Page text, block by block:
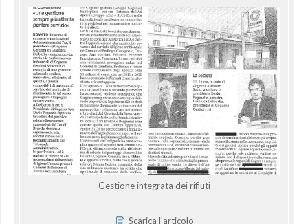
Gestione integrata dei rifiuti
Scarica l'articolo